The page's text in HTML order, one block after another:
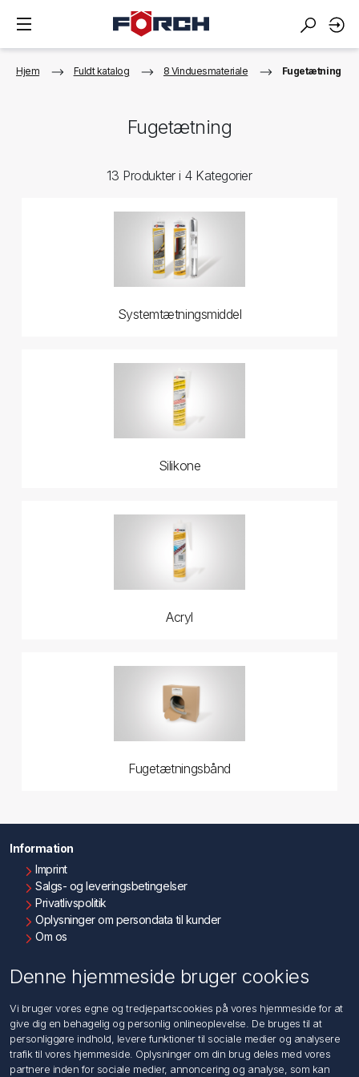
Hjem Fuldt katalog 8 Vinduesmateriale Fugetætning
Fugetætning
13 Produkter i 4 Kategorier
Systemtætningsmiddel
Silikone
Acryl
Fugetætningsbånd
Information
Imprint
Salgs- og leveringsbetingelser
Privatlivspolitik
Oplysninger om persondata til kunder
Om os
Søg
Min konto
Denne hjemmeside bruger cookies
Vi bruger vores egne og tredjepartscookies på vores hjemmeside for at
give dig en behagelig og personlig onlineoplevelse. De bruges til at
personliggøre indhold, levere funktioner til sociale medier og analysere
trafik til vores hjemmeside. Oplysninger om din brug deles med vores
partnere inden for sociale medier, annoncering og analyse, som kan